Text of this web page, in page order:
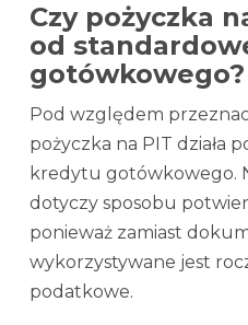
Czy pożyczka
od
gotówkowego?
Pod względem
pożyczka na PIT działa
kredytu gotówkowego.
dotyczy sposobu
ponieważ zamiast
wykorzystywane jest
podatkowe.